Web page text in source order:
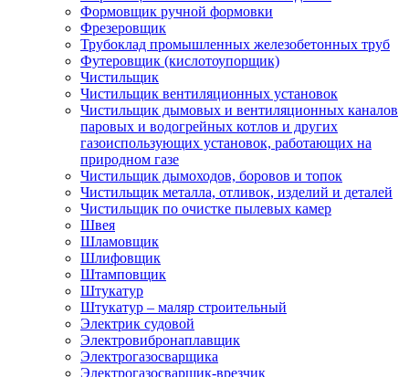
Формовщик ручной формовки
Фрезеровщик
Трубоклад промышленных железобетонных труб
Футеровщик (кислотоупорщик)
Чистильщик
Чистильщик вентиляционных установок
Чистильщик дымовых и вентиляционных каналов
паровых и водогрейных котлов и других
газоиспользующих установок, работающих на
природном газе
Чистильщик дымоходов, боровов и топок
Чистильщик металла, отливок, изделий и деталей
Чистильщик по очистке пылевых камер
Швея
Шламовщик
Шлифовщик
Штамповщик
Штукатур
Штукатур – маляр строительный
Электрик судовой
Электровибронаплавщик
Электрогазосварщика
Электрогазосварщик-врезчик